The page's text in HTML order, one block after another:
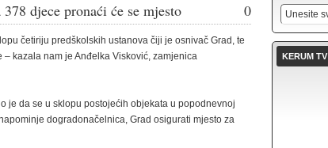
djece pronaći će se mjesto 0
četiriju predškolskih ustanova čiji je osnivač Grad, te
kazala nam je Anđelka Visković, zamjenica
je da se u sklopu postojećih objekata u popodnevnoj
dogradonačelnica, Grad osigurati mjesto za
KERUM TV